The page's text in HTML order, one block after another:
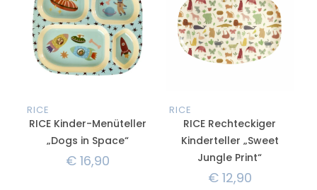
RICE
RICE Kinder-Menüteller
„Dogs in Space“
€16,90
RICE
RICE Rechteckiger
Kinderteller „Sweet
Jungle Print“
€12,90